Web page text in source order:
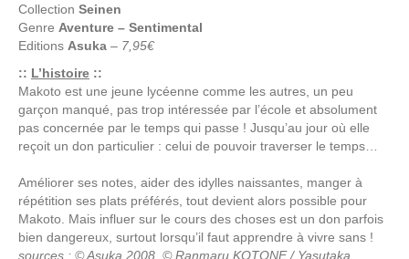
Collection Seinen
Genre Aventure – Sentimental
Editions Asuka – 7,95€
:: L’histoire ::
Makoto est une jeune lycéenne comme les autres, un peu
garçon manqué, pas trop intéressée par l’école et absolument
pas concernée par le temps qui passe ! Jusqu’au jour où elle
reçoit un don particulier : celui de pouvoir traverser le temps…
Améliorer ses notes, aider des idylles naissantes, manger à
répétition ses plats préférés, tout devient alors possible pour
Makoto. Mais influer sur le cours des choses est un don parfois
bien dangereux, surtout lorsqu’il faut apprendre à vivre sans !
sources : © Asuka 2008, © Ranmaru KOTONE / Yasutaka